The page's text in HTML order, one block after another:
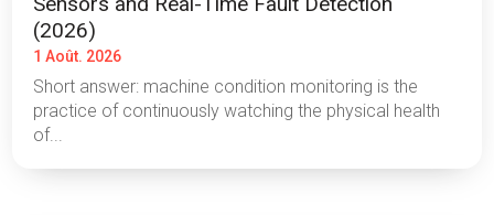
(2026)
1 Août. 2026
Short answer: machine condition monitoring is the
practice of continuously watching the physical health
of...